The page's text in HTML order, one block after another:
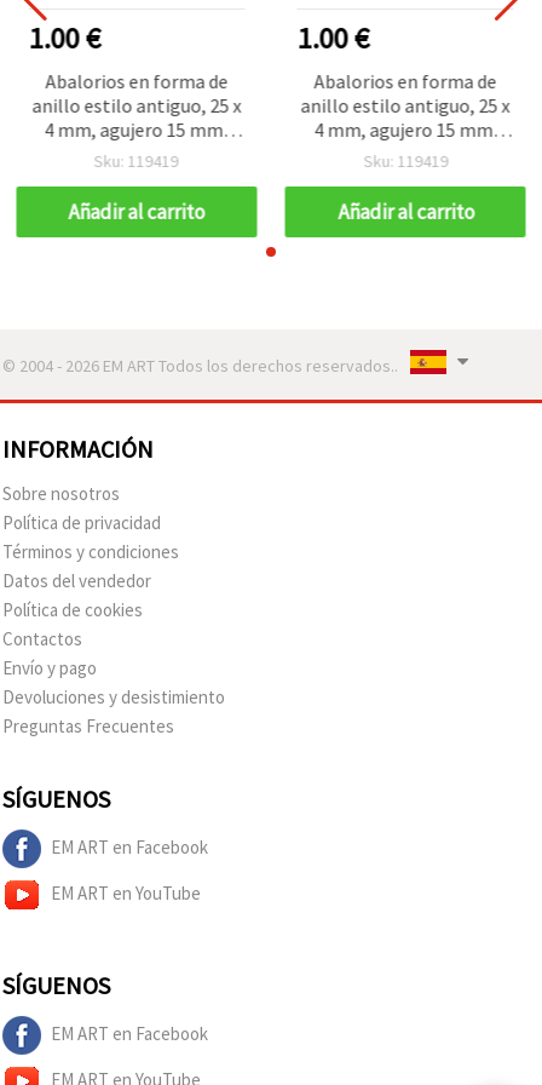
1.00 €
Abalorios en forma de
anillo estilo antiguo, 25 x
4 mm, agujero 15 mm,
marrón, 50 g (~46 uds)
Sku: 119419
Añadir al carrito
1.00 €
Abalorios en forma de
anillo estilo antiguo, 25 x
4 mm, agujero 15 mm,
marrón, 50 g (~46 uds)
Sku: 119419
Añadir al carrito
© 2004 - 2026 EM ART Todos los derechos reservados..
INFORMACIÓN
Sobre nosotros
Política de privacidad
Términos y condiciones
Datos del vendedor
Política de cookies
Contactos
Envío y pago
Devoluciones y desistimiento
Preguntas Frecuentes
SÍGUENOS
EM ART en Facebook
EM ART en YouTube
SÍGUENOS
EM ART en Facebook
EM ART en YouTube